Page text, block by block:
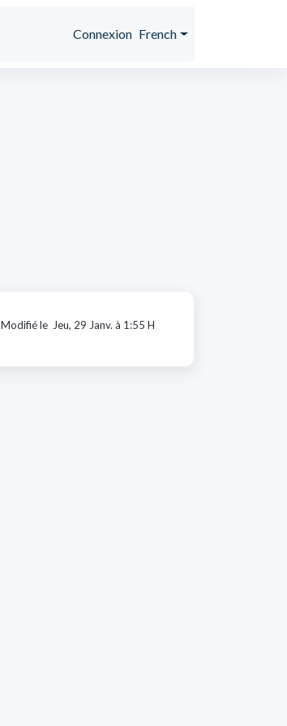
Connexion French
Modifié le Jeu, 29 Janv. à 1:55 H